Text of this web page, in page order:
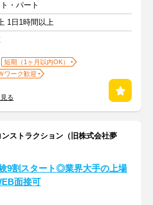
・パート
1日1時間以上
短期（1ヶ月以内OK）
ワーク歓迎
る
ストラクション（旧株式会社夢
9割スタート◎業界大手の上場
面接可